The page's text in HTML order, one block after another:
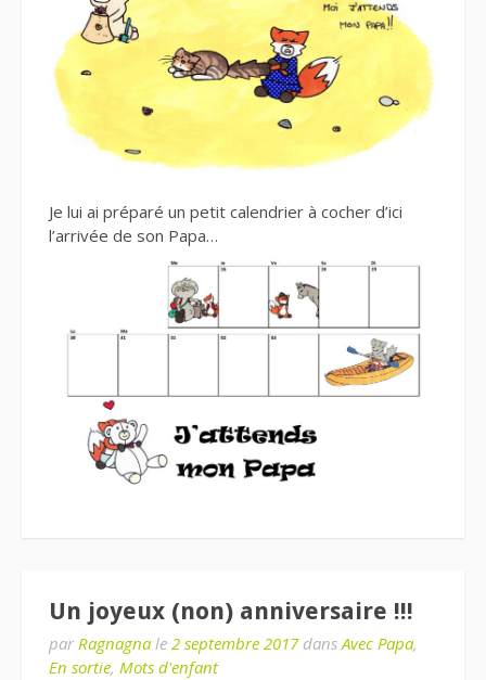
Je lui ai préparé un petit calendrier à cocher d’ici
l’arrivée de son Papa…
Un joyeux (non) anniversaire !!!
par Ragnagna le 2 septembre 2017dansAvec Papa,
En sortie, Mots d'enfant